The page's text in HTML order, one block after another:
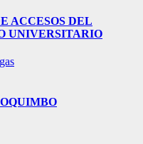
ACCESOS DEL
UNIVERSITARIO